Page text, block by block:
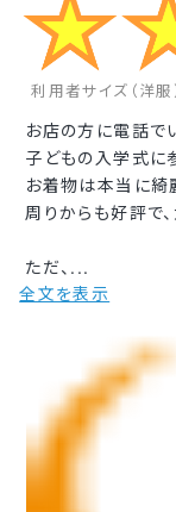
利用者サイズ（洋服
お店の方に電話で
子どもの入学式に
お着物は本当に綺
周りからも好評で
ただ、...
全文を表示